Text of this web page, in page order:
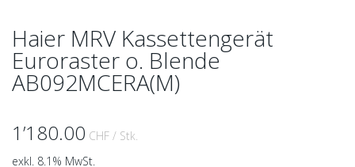
Haier MRV Kassettengerät
Euroraster o. Blende
AB092MCERA(M)
1’180.00 CHF / Stk.
exkl. 8.1% MwSt.